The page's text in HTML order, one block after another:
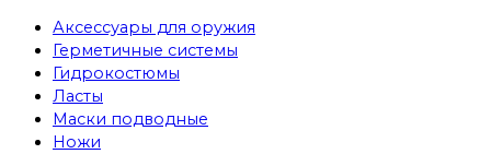
Аксессуары для оружия
Герметичные системы
Гидрокостюмы
Ласты
Маски подводные
Ножи